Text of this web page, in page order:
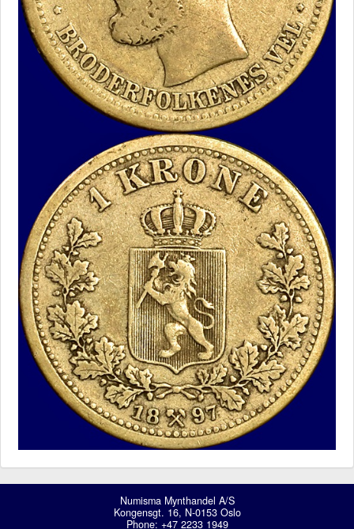
Numisma Mynthandel A/S
Kongensgt. 16, N-0153 Oslo
Phone: +47 2233 1949